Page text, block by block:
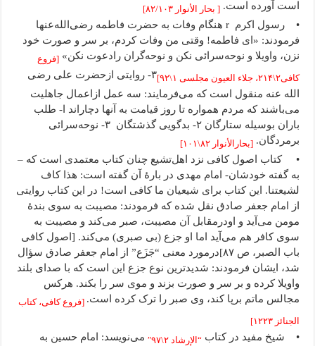
است آورده است.[ بحار الأنوار ۸۲/۱۰۳]
• رسول اکرم r هنگام وفات به حضرت فاطمه رضی‌الله‌عنها
فرمودند: «ای فاطمه! وقتی من وفات کردم، بر سر و صورت خود
نزن، واویلا و نوحه‌سرائی نکن و نوحه‌گران رادعوت نکن»[فروع
کافی۲\۲۱۴، جلاء العیون مجلسی ۱\‌۹۲]
۳- روایتی ازحضرت علی رضی
الله عنه منقول است که می‌فرمایند: سه عمل ازاعمال جاهلیت
می‌باشند که مردم همواره تا روز قیامت به آنها دچار‌اند ا- طلب
باران بوسیله ستارگان ۲- بدگویی گذشتگان ۳- نوحه‌سرائی
برمردگان.[بحارالأنوار ۸۲‌\۱۰۱]
• کتاب اصول کافی نزد اهل‌تشیع چنان کتاب معتمدی است که –
به گفته خودشان- امام مهدی در بارۀ آن گفته است: هذا کاف
لشیعتنا. این کتاب برای شیعیان ما کافی است! در این کتاب روایتی
از امام جعفر صادق نقل شده که فرمودند: مصیبت به سوی بندۀ
مومن می‌آید و اودرمقابل آن مصیبت، صبر می‌کند و مصیبت به
سوی کافر هم می‌آید اما او جزع (بی صبری) می‌کند. [اصول کافی
باب الصبر، ص ۸۷]درمورد معنی “جَزَع” از امام جعفر صادق سؤال
شد، ایشان فرمودند: شدیدترین نوع جزع این است که با صدای بلند
واویلا کرده و بر سر و صورت بزند و موی سر را بکند. هرکس
مجالس ماتم برپا کند، وی صبر را ترک کرده است. [فروع کافی، کتاب
الجنائز ۱‌۲۲۳]
• شیخ مفید در کتاب“الإرشاد ۲‌\۹۷″
می‌نویسد: امام حسین به